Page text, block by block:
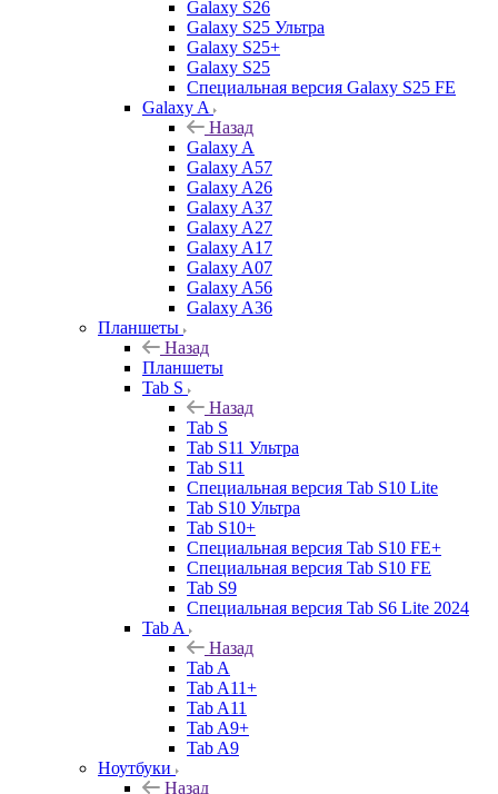
Galaxy S26
Galaxy S25 Ультра
Galaxy S25+
Galaxy S25
Специальная версия Galaxy S25 FE
Galaxy A
Назад
Galaxy A
Galaxy A57
Galaxy A26
Galaxy A37
Galaxy A27
Galaxy A17
Galaxy A07
Galaxy A56
Galaxy A36
Планшеты
Назад
Планшеты
Tab S
Назад
Tab S
Tab S11 Ультра
Tab S11
Специальная версия Tab S10 Lite
Tab S10 Ультра
Tab S10+
Специальная версия Tab S10 FE+
Специальная версия Tab S10 FE
Tab S9
Специальная версия Tab S6 Lite 2024
Tab A
Назад
Tab A
Tab A11+
Tab A11
Tab A9+
Tab A9
Ноутбуки
Назад